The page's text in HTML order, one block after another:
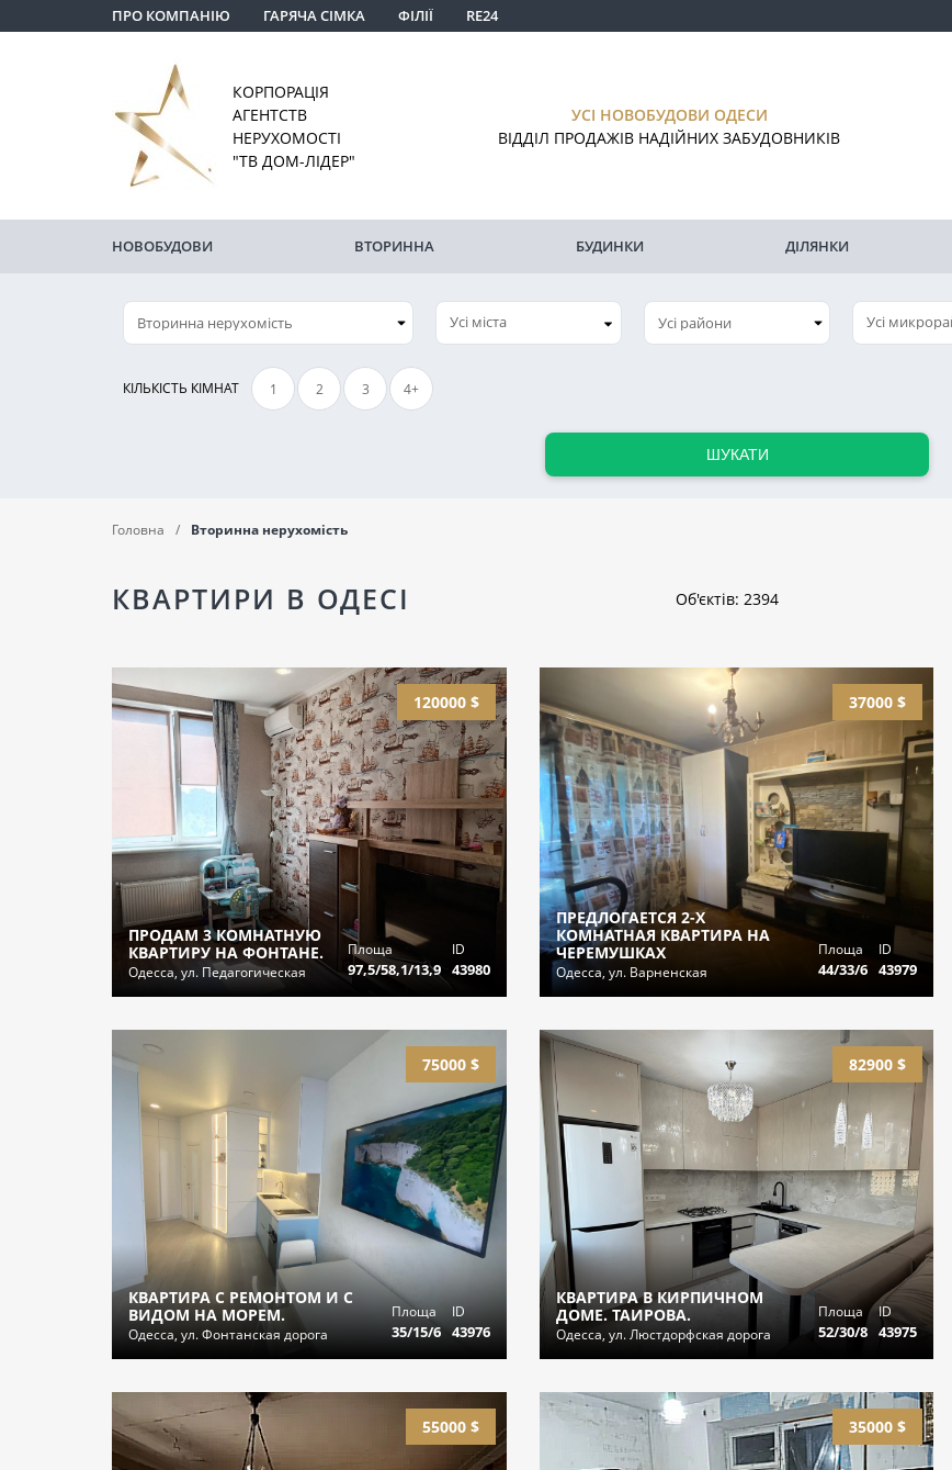
ПРО КОМПАНІЮ ГАРЯЧА СІМКА ФІЛІЇ RE24
КОРПОРАЦІЯ
АГЕНТСТВ
НЕРУХОМОСТІ
"ТВ ДОМ-ЛІДЕР"
УСІ НОВОБУДОВИ ОДЕСИ
ВІДДІЛ ПРОДАЖІВ НАДІЙНИХ ЗАБУДОВНИКІВ
НОВОБУДОВИ ВТОРИННА БУДИНКИ ДІЛЯНКИ
Усі міста Усі
КІЛЬКІСТЬ КІМНАТ 1 2 3 4+
ШУКАТИ
Головна Вторинна нерухомість
КВАРТИРИ В ОДЕСІ Об'єктів: 2394
120000 $
ПРОДАМ 3 КОМНАТНУЮ
КВАРТИРУ НА ФОНТАНЕ.
Одесса, ул. Педагогическая
Площа
97,5/58,1/13,9
ID
43980
37000 $
ПРЕДЛОГАЕТСЯ 2-Х
КОМНАТНАЯ КВАРТИРА НА
ЧЕРЕМУШКАХ
Одесса, ул. Варненская
Площа
44/33/6
ID
43979
75000 $
КВАРТИРА С РЕМОНТОМ И С
ВИДОМ НА МОРЕМ.
Одесса, ул. Фонтанская дорога
Площа
35/15/6
ID
43976
82900 $
КВАРТИРА В КИРПИЧНОМ
ДОМЕ. ТАИРОВА.
Одесса, ул. Люстдорфская дорога
Площа
52/30/8
ID
43975
55000 $ 35000 $